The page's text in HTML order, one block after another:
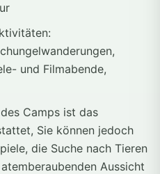
und Filmabende,
Camps ist das
Sie können jedoch
die Suche nach Tieren
Aussicht